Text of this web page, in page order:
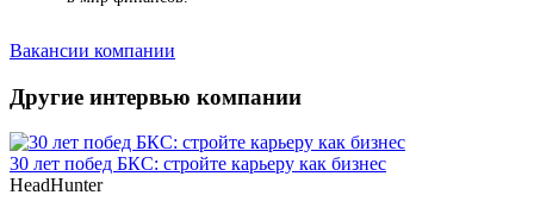
Вакансии компании
Другие интервью компании
30 лет побед БКС: стройте карьеру как бизнес
HeadHunter